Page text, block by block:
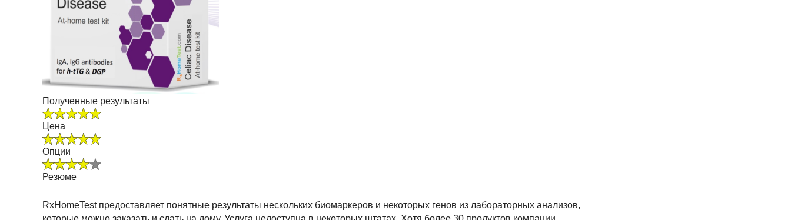
Полученные результаты
Цена
Опции
Резюме
RxHomeTest предоставляет понятные результаты нескольких биомаркеров и некоторых генов из лабораторных анализов,